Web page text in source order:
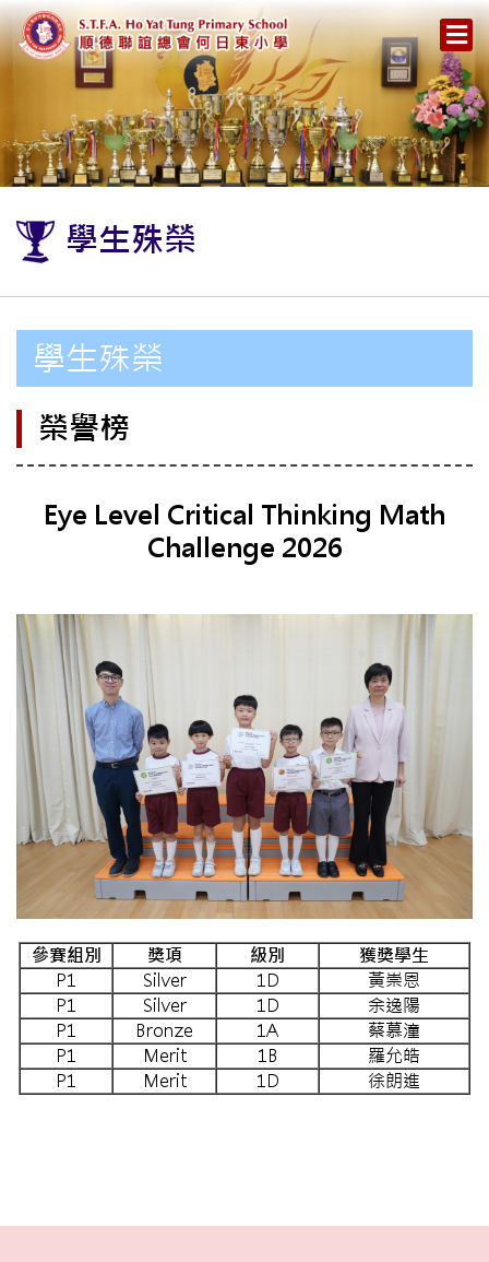
學生殊榮
學生殊榮
榮譽榜
Eye Level Critical Thinking Math
Challenge 2026
參賽組別 獎項 級別 獲獎學生
P1 Silver 1D
黃崇恩
P1
Silver 1D
余逸陽
P1
Bronze 1A
蔡慕潼
P1
Merit 1B
羅允皓
P1
Merit 1D 徐朗進